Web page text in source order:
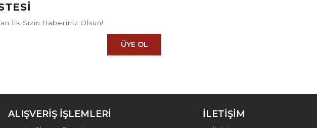
İlk Sizin Haberiniz Olsun!
ÜYE OL
ALIŞVERİŞ İŞLEMLERİ İLETİŞİM